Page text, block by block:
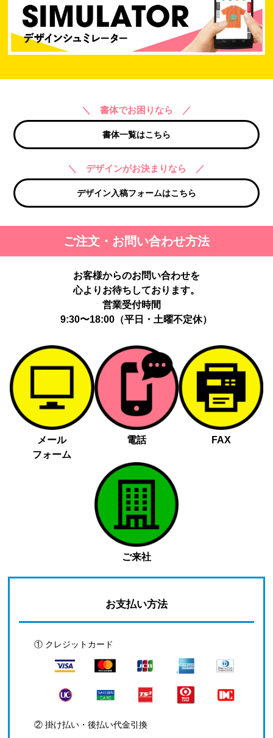
＼ 書体でお困りなら ／
書体一覧はこちら
＼ デザインがお決まりなら ／
デザイン入稿フォームはこちら
ご注文・お問い合わせ方法
お客様からのお問い合わせを
心よりお待ちしております。
営業受付時間
9:30〜18:00（平日・土曜不定休）
メール
フォーム
電話 FAX
ご来社
お支払い方法
① クレジットカード
② 掛け払い・後払い代金引換